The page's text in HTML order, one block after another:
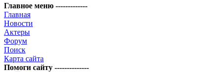
Главное меню -------------
Главная
Новости
Актеры
Форум
Поиск
Карта сайта
Помоги сайту --------------